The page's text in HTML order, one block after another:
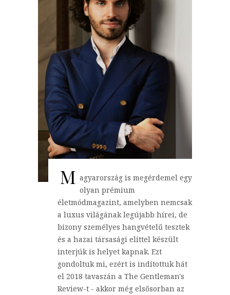
M agyarország is megérdemel egy
olyan prémium
életmódmagazint, amelyben nemcsak
a luxus világának legújabb hírei, de
bizony személyes hangvételű tesztek
és a hazai társasági elittel készült
interjúk is helyet kapnak. Ezt
gondoltuk mi, ezért is indítottuk hát
el 2018 tavaszán a The Gentleman's
Review-t - akkor még elsősorban az